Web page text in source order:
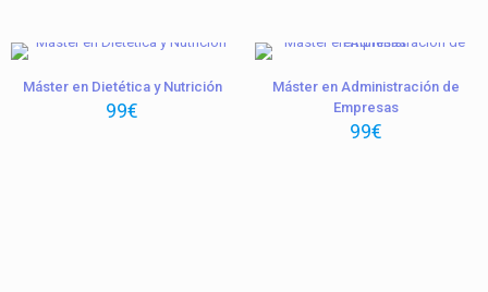
Máster en Dietética y Nutrición
99€
Máster en Administración de
Empresas
99€